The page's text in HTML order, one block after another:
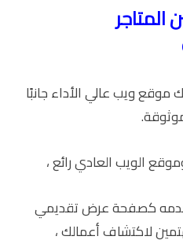
المتاجر
موقع ويب عالي الأداء جانبًا
الويب العادي رائع ،
كصفحة عرض تقديمي
لاكتشاف أعمالك ،